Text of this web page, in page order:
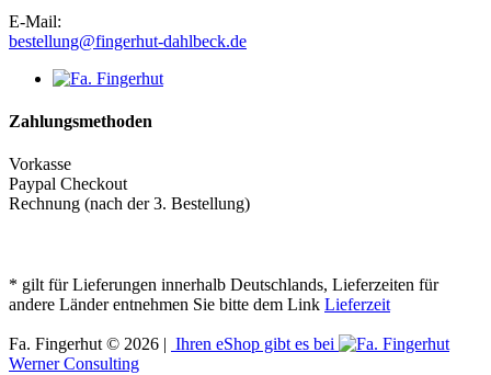
E-Mail:
bestellung@fingerhut-dahlbeck.de
Zahlungsmethoden
Vorkasse
Paypal Checkout
Rechnung (nach der 3. Bestellung)
* gilt für Lieferungen innerhalb Deutschlands, Lieferzeiten für
andere Länder entnehmen Sie bitte dem Link Lieferzeit
Fa. Fingerhut © 2026 | Ihren eShop gibt es bei
Werner Consulting